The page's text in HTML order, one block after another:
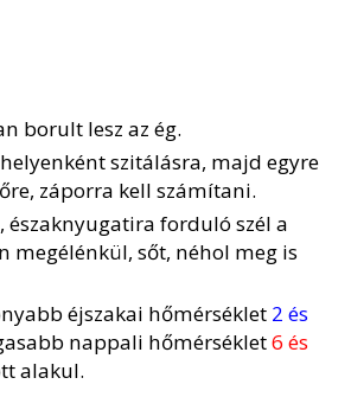
borult lesz az ég.
szitálásra, majd egyre
záporra kell számítani.
északnyugatira forduló szél a
megélénkül, sőt, néhol meg is
éjszakai hőmérséklet 2 és
nappali hőmérséklet6 és
alakul.